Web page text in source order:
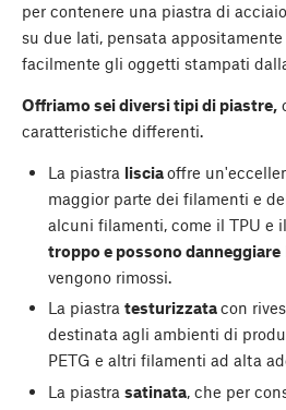
per contenere una piastra di
su due lati, pensata appositamente
facilmente gli oggetti stampati
Offriamo sei diversi tipi di piastre,
caratteristiche differenti.
La piastra lisciaoffre
maggior parte dei filamenti e
alcuni filamenti, come il TPU e
troppo e possono danneggiare
vengono rimossi.
La piastra testurizzatacon
destinata agli ambienti di
PETG e altri filamenti ad alta
La piastra satinata, che per